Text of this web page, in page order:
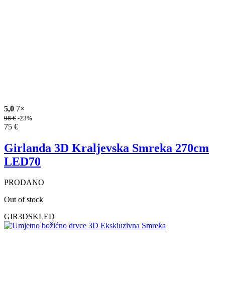
5,0 7×
98€ -23%
75 €
Girlanda 3D Kraljevska Smreka 270cm
LED70
PRODANO
Out of stock
GIR3DSKLED